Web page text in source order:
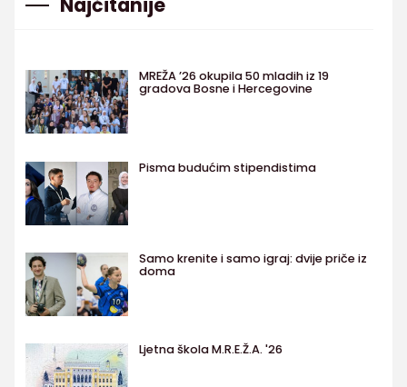
MREŽA ’26 okupila 50 mladih iz 19
gradova Bosne i Hercegovine
Pisma budućim stipendistima
Samo krenite i samo igraj: dvije priče iz
doma
Ljetna škola M.R.E.Ž.A. '26